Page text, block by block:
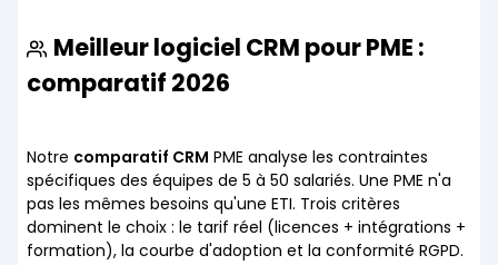
Meilleur logiciel CRM pour PME :
comparatif 2026
Notre comparatif CRM PME analyse les contraintes
spécifiques des équipes de 5 à 50 salariés. Une PME n'a
pas les mêmes besoins qu'une ETI. Trois critères
dominent le choix : le tarif réel (licences + intégrations +
formation), la courbe d'adoption et la conformité RGPD.